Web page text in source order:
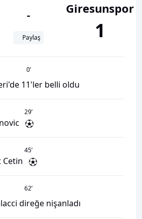
-
Paylaş
Giresunspor
1
0’
11'ler belli oldu
29’
45’
62’
direğe nişanladı